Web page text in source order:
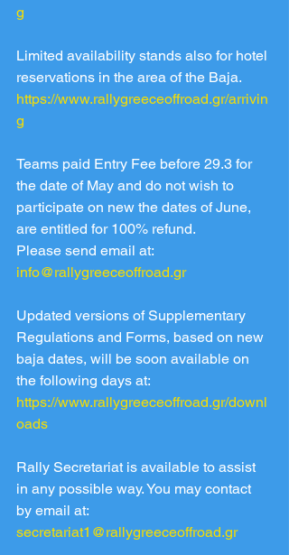
g
Limited availability stands also for hotel
reservations in the area of the Baja.
https://www.rallygreeceoffroad.gr/arrivin
g
Teams paid Entry Fee before 29.3 for
the date of May and do not wish to
participate on new the dates of June,
are entitled for 100% refund.
Please send email at:
info@rallygreeceoffroad.gr
Updated versions of Supplementary
Regulations and Forms, based on new
baja dates, will be soon available on
the following days at:
https://www.rallygreeceoffroad.gr/downl
oads
Rally Secretariat is available to assist
in any possible way. You may contact
by email at:
secretariat1@rallygreeceoffroad.gr